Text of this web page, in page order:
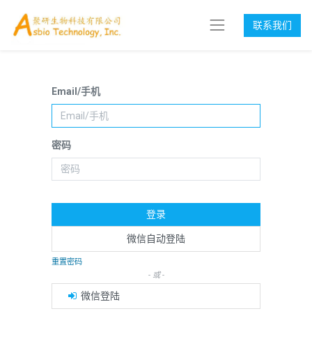
联系我们
Email/手机
密码
登录
微信自动登陆
重置密码
- 或 -
微信登陆